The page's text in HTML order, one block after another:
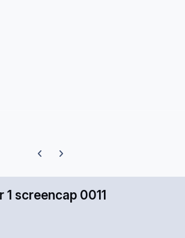
Previous carousel slide
Next carousel slide
1 screencap 0011